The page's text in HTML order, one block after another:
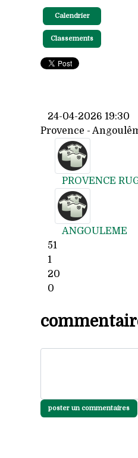
Calendrier
Classements
24-04-2026 19:30
Provence -
PROVENCE
ANGOULEME
51
1
20
0
poster un commentaires